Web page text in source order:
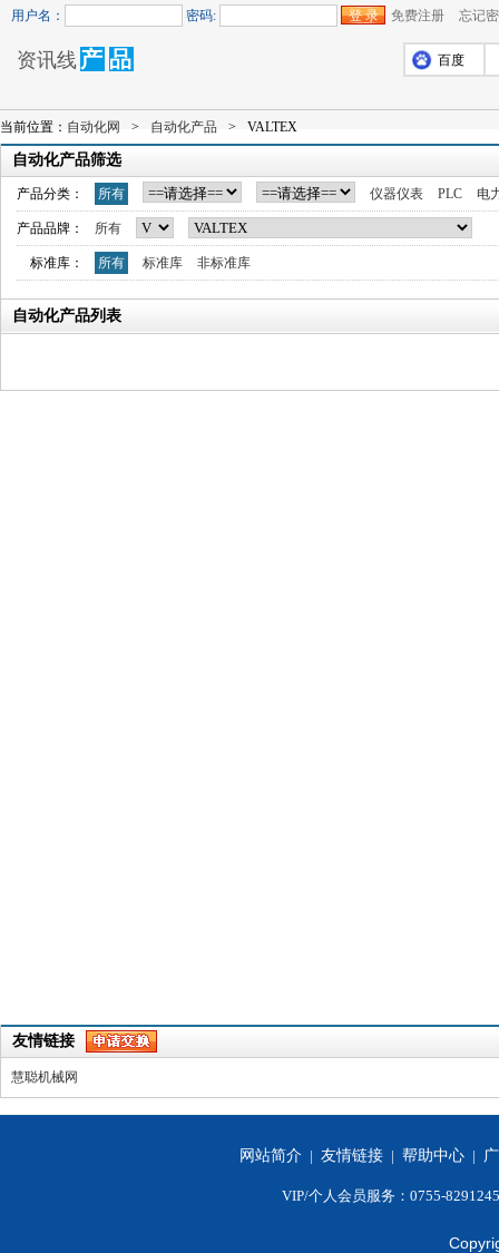
用户名： 密码: 免费注册 忘记
资讯线 产 品 百度
当前位置： 自动化网 > 自动化产品 > VALTEX
自动化产品筛选
产品分类： 所有 仪器仪表 PLC 电
产品品牌： 所有
标准库： 所有 标准库 非标准库
自动化产品列表
友情链接
慧聪机械网
网站简介 | 友情链接 | 帮助中心 |
VIP/个人会员服务：0755-